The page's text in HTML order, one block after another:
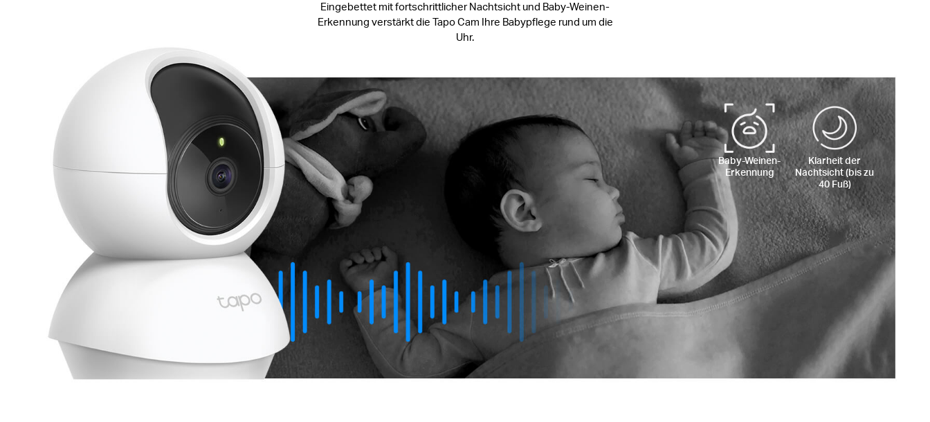
Eingebettet mit fortschrittlicher Nachtsicht und Baby-Weinen-
Erkennung verstärkt die Tapo Cam Ihre Babypflege rund um die
Uhr.
Baby-Weinen-
Erkennung
Klarheit der
Nachtsicht (bis zu
40 Fuß)